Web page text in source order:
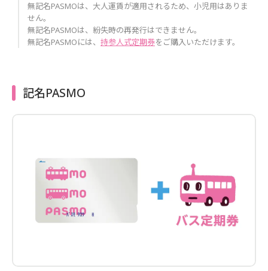
無記名PASMOは、大人運賃が適用されるため、小児用はありま
せん。
無記名PASMOは、紛失時の再発行はできません。
無記名PASMOには、 持参人式定期券をご購入いただけます。
記名PASMO